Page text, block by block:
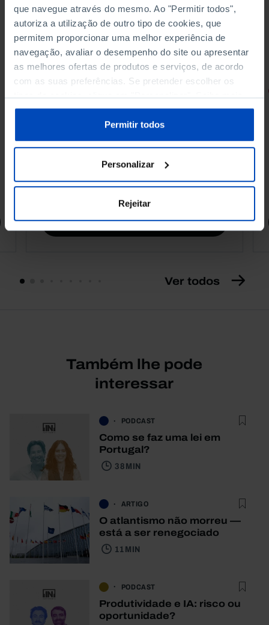
que navegue através do mesmo. Ao "Permitir todos",
autoriza a utilização de outro tipo de cookies, que
permitem proporcionar uma melhor experiência de
navegação, avaliar o desempenho do site ou apresentar
as melhores ofertas de produtos e serviços, de acordo
com as suas preferências. Se pretender escolher os
tipos de cookies, clique em "Personalizar". Saiba mais
sobre cookies através da gestão de preferências ou da
Política de Cookies.
Permitir todos
Personalizar
Rejeitar
4,50 € 5,00 € -10%
Comprar
Ver todos
Também lhe pode
interessar
PODCAST
Como se faz uma lei em
Portugal?
38 MIN
ARTIGO
O atlantismo não morreu —
está a ser renegociado
11 MIN
PODCAST
Produtividade e IA: risco ou
oportunidade?